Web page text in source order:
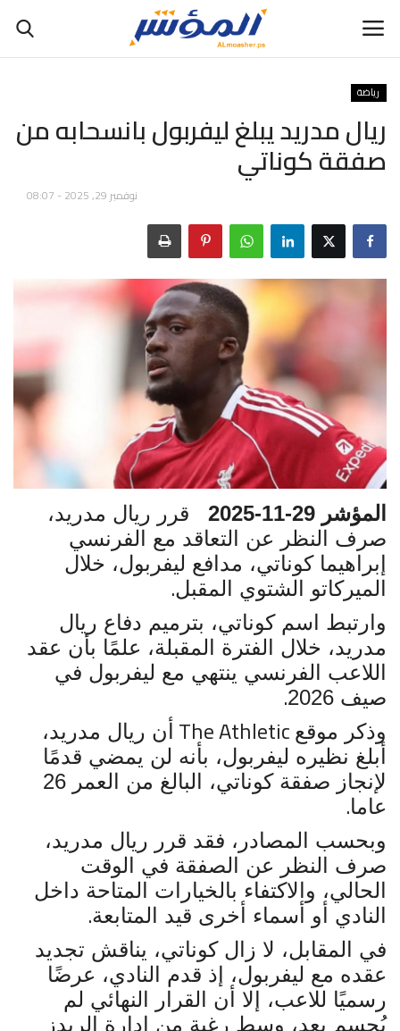
بودكاست
راديو
السياسة
الشروط والأحكام
عن المؤشر
اخبار الشركات
الاخبار الدولية
الاخبار المحلية
رياضة
رياضة
ريال مدريد يبلغ ليفربول بانسحابه من
صفقة كوناتي
نوفمبر 29, 2025 - 08:07
المؤشر 29-11-2025
قرر ريال مدريد،
صرف النظر عن التعاقد مع الفرنسي
إبراهيما كوناتي، مدافع ليفربول، خلال
الميركاتو الشتوي المقبل.
وارتبط اسم كوناتي، بترميم دفاع ريال
مدريد، خلال الفترة المقبلة، علمًا بأن عقد
اللاعب الفرنسي ينتهي مع ليفربول في
صيف 2026
.
وذكر موقع
أن ريال مدريد،
أبلغ نظيره ليفربول، بأنه لن يمضي قدمًا
لإنجاز صفقة كوناتي، البالغ من العمر 26
عاما.
وبحسب المصادر، فقد قرر ريال مدريد،
صرف النظر عن الصفقة في الوقت
الحالي، والاكتفاء بالخيارات المتاحة داخل
النادي أو أسماء أخرى قيد المتابعة.
في المقابل، لا زال كوناتي، يناقش تجديد
عقده مع ليفربول، إذ قدم النادي، عرضًا
رسميًا للاعب، إلا أن القرار النهائي لم
يُحسم بعد، وسط رغبة من إدارة الريدز